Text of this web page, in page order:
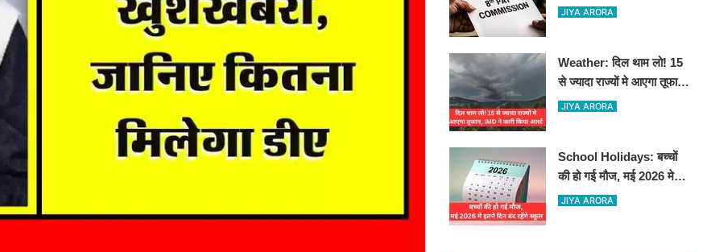
न्यूनतम वेतन पर ज़ोर
JIYA ARORA
Weather: दिल थाम लो! 15
से ज्यादा राज्यों मे आएगा तूफान,
IMD ने जारी किया अलर्ट
JIYA ARORA
School Holidays: बच्चों
की हो गई मौज, मई 2026 मे
इतने दिन बंद रहेंगे स्कूल
JIYA ARORA